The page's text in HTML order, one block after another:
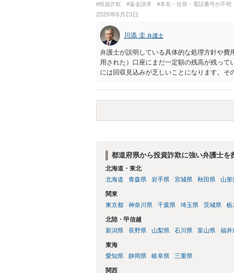
#投資詐欺 #返金請求 #本名・住所・電話番号が不明
2026年6月23日
川添 圭 弁護士
弁護士が説明している具体的な処理方針や費
用された）口座にまだ一定額の残高が残っ
には回収見込みが乏しいことになります。
残高はウェブサイトで公告されますが、公
その前に弁護士会照会を行って口座開設者
判決を取って当該口座を差し押さえる（で
が乏しい口座開設者に対しては、幇助によ
を騙し取られたとか不正アクセス等による
を問うことが微妙な事案も出てきています
同じ口座からの回収に動いている可能性が
て回収できるか、そうでなくても配当手続
も、口座凍結時点で残高が100万円を超えて
押えや差押えをしてしまうケースが多いで
め、配当を待つという選択肢はなくなりま
です。 上記のような、投資詐欺の実情や処
るかどうかのポイントになるでしょう。
都道府県から投資詐欺に強い弁護士を
北海道・東北
北海道
青森県 岩手県 宮城県 秋田県 山形
関東
東京都
神奈川県 千葉県 埼玉県 茨城県 栃
北陸・甲信越
新潟県
長野県 山梨県 石川県 富山県 福井
東海
愛知県
静岡県 岐阜県 三重県
関西